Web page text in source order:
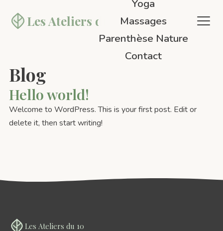
Les Ateliers du 10
Yoga
Massages
Parenthèse Nature
Contact
Blog
Hello world!
Welcome to WordPress. This is your first post. Edit or
delete it, then start writing!
Les Ateliers du 10